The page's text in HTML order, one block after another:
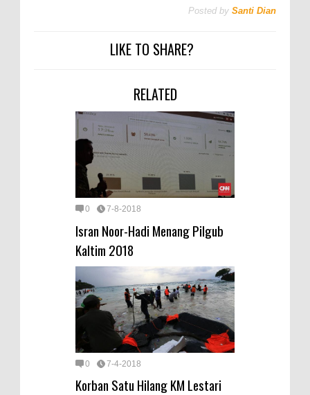
Posted by Santi Dian
LIKE TO SHARE?
RELATED
0 7-8-2018
Isran Noor-Hadi Menang Pilgub
Kaltim 2018
0 7-4-2018
Korban Satu Hilang KM Lestari